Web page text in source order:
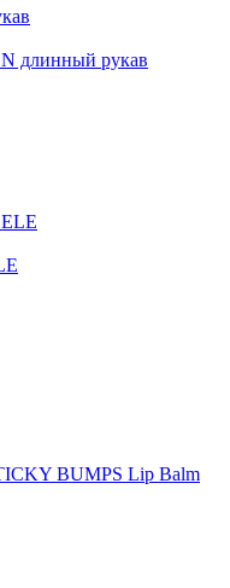
длинный рукав
BUMPS Lip Balm